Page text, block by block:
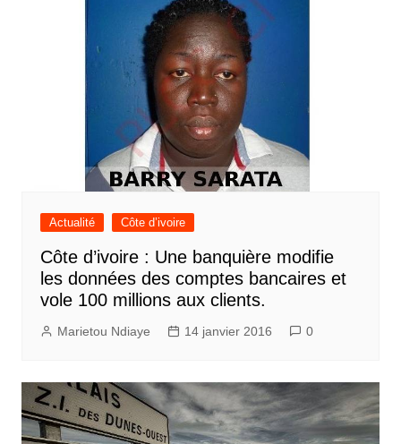
Actualité Côte d’ivoire
Côte d’ivoire : Une banquière modifie
les données des comptes bancaires et
vole 100 millions aux clients.
Marietou Ndiaye 14 janvier 2016 0